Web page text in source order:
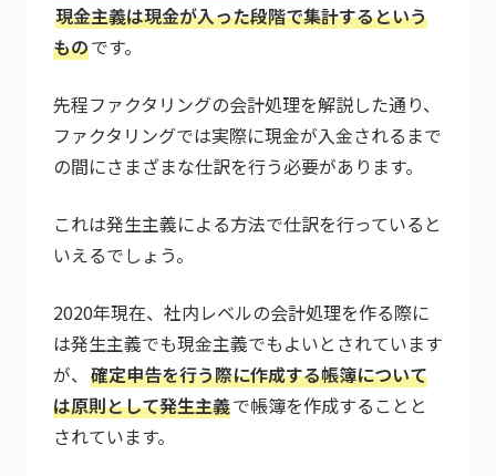
現金主義は現金が入った段階で集計するという
ものです。
先程ファクタリングの会計処理を解説した通り、
ファクタリングでは実際に現金が入金されるまで
の間にさまざまな仕訳を行う必要があります。
これは発生主義による方法で仕訳を行っていると
いえるでしょう。
2020年現在、社内レベルの会計処理を作る際に
は発生主義でも現金主義でもよいとされています
が、 確定申告を行う際に作成する帳簿について
は原則として発生主義で帳簿を作成することと
されています。